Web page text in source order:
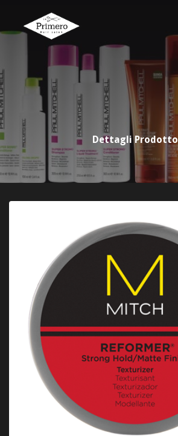
Dettagli Prodotto